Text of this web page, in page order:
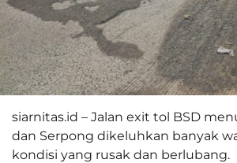
siarnitas.id – Jalan exit tol BSD
dan Serpong dikeluhkan banyak
kondisi yang rusak dan berlubang.